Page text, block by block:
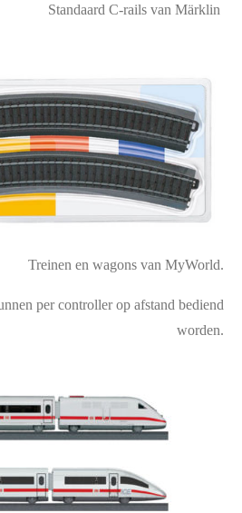
Standaard C-rails van Märklin
Treinen en wagons van MyWorld.
per controller op afstand bediend
worden.